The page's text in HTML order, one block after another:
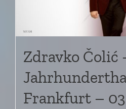
Zdravko Čolić
Frankfurt –